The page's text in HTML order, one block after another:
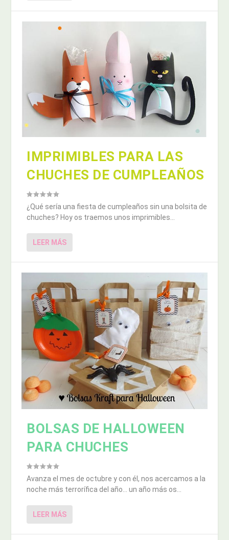
IMPRIMIBLES PARA LAS
CHUCHES DE CUMPLEAÑOS
¿Qué sería una fiesta de cumpleaños sin una bolsita de
chuches? Hoy os traemos unos imprimibles...
LEER MÁS
BOLSAS DE HALLOWEEN
PARA CHUCHES
Avanza el mes de octubre y con él, nos acercamos a la
noche más terrorífica del año… un año más os...
LEER MÁS